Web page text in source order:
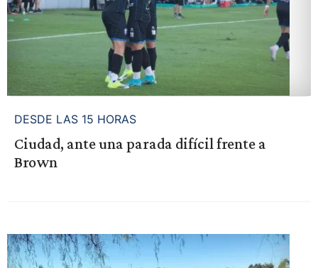
DESDE LAS 15 HORAS
Ciudad, ante una parada difícil frente a
Brown